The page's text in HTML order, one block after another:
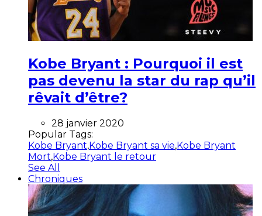
Kobe Bryant : Pourquoi il est
pas devenu la star du rap qu’il
rêvait d’être?
28 janvier 2020
Popular Tags:
Kobe Bryant,Kobe Bryant sa vie,Kobe Bryant
Mort,Kobe Bryant le retour
See All
Chroniques